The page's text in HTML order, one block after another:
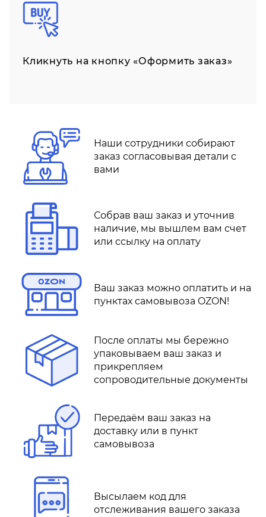
Кликнуть на кнопку «Оформить заказ»
Наши сотрудники собирают
заказ согласовывая детали с
вами
Собрав ваш заказ и уточнив
наличие, мы вышлем вам счет
или ссылку на оплату
Ваш заказ можно оплатить и на
пунктах самовывоза OZON!
После оплаты мы бережно
упаковываем ваш заказ и
прикрепляем
сопроводительные документы
Передаём ваш заказ на
доставку или в пункт
самовывоза
Высылаем код для
отслеживания вашего заказа